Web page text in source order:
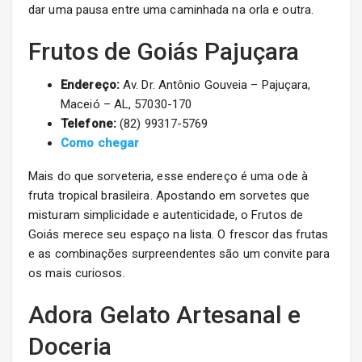
dar uma pausa entre uma caminhada na orla e outra.
Frutos de Goiás Pajuçara
Endereço:Av. Dr. Antônio Gouveia – Pajuçara,
Maceió – AL, 57030-170
Telefone:(82) 99317-5769
Como chegar
Mais do que sorveteria, esse endereço é uma ode à
fruta tropical brasileira. Apostando em sorvetes que
misturam simplicidade e autenticidade, o Frutos de
Goiás merece seu espaço na lista. O frescor das frutas
e as combinações surpreendentes são um convite para
os mais curiosos.
Adora Gelato Artesanal e
Doceria